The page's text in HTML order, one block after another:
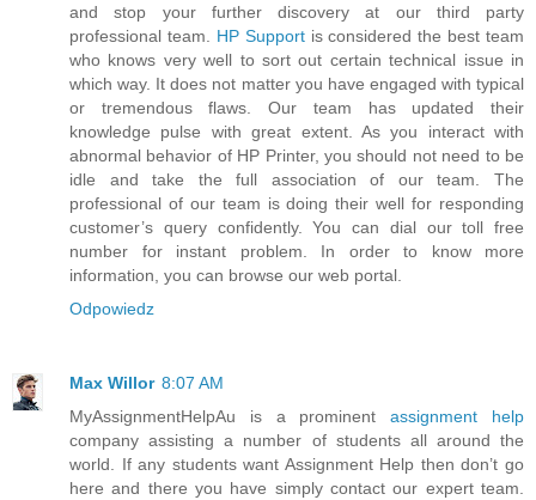
and stop your further discovery at our third party
professional team. HP Supportis considered the best team
who knows very well to sort out certain technical issue in
which way. It does not matter you have engaged with typical
or tremendous flaws. Our team has updated their
knowledge pulse with great extent. As you interact with
abnormal behavior of HP Printer, you should not need to be
idle and take the full association of our team. The
professional of our team is doing their well for responding
customer’s query confidently. You can dial our toll free
number for instant problem. In order to know more
information, you can browse our web portal.
Odpowiedz
Max Willor 8:07 AM
MyAssignmentHelpAu is a prominentassignment help
company assisting a number of students all around the
world. If any students want Assignment Help then don’t go
here and there you have simply contact our expert team.